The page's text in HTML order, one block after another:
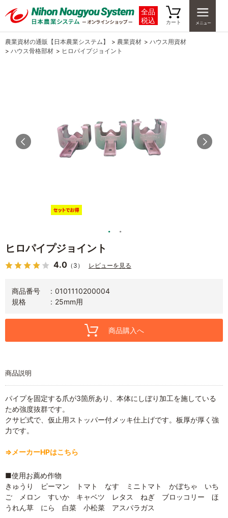
全品
税込
カート
農業資材の通販【日本農業システム】 > 農業資材 > ハウス用資材
> ハウス骨格部材 > ヒロパイプジョイント
ヒロパイプジョイント
4.0 （3） レビューを見る
商品番号
0101110200004
規格
25mm用
商品購入へ
商品説明
パイプを固定する爪が3箇所あり、本体にしぼり加工を施している
ため強度抜群です。
クサビ式で、仮止用ストッパー付メッキ仕上げです。板厚が厚く強
力です。
⇒メーカーHPはこちら
■使用お薦め作物
きゅうり ピーマン トマト なす ミニトマト かぼちゃ いち
ご メロン すいか キャベツ レタス ねぎ ブロッコリー ほ
うれん草 にら 白菜 小松菜 アスパラガス